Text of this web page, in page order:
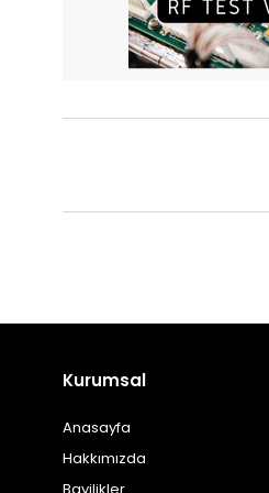
Kurumsal
Anasayfa
Hakkımızda
Bayilikler